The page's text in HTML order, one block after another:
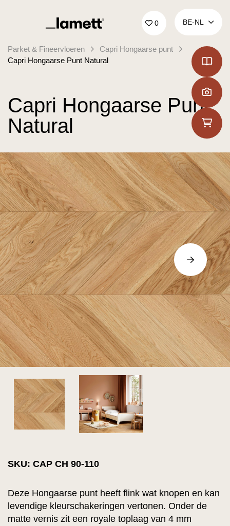
Terug naar home 0 BE‑NL
Parket & Fineervloeren
Capri Hongaarse punt
Capri Hongaarse Punt Natural
Capri Hongaarse Punt
Natural
SKU: CAP CH 90-110
Deze Hongaarse punt heeft flink wat knopen en kan
levendige kleurschakeringen vertonen. Onder de
matte vernis zit een royale toplaag van 4 mm